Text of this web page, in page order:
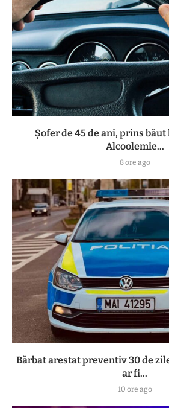
Șofer de 45 de ani, prins
Alcoolemie...
8 ore ago
Bărbat arestat preventiv 30 de
ar fi...
10 ore ago